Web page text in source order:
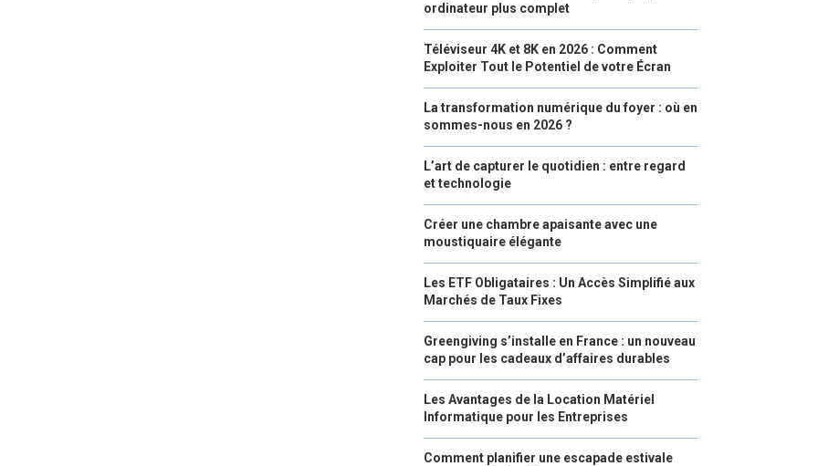
ordinateur plus complet
Téléviseur 4K et 8K en 2026 : Comment
Exploiter Tout le Potentiel de votre Écran
La transformation numérique du foyer : où en
sommes-nous en 2026 ?
L’art de capturer le quotidien : entre regard
et technologie
Créer une chambre apaisante avec une
moustiquaire élégante
Les ETF Obligataires : Un Accès Simplifié aux
Marchés de Taux Fixes
Greengiving s’installe en France : un nouveau
cap pour les cadeaux d’affaires durables
Les Avantages de la Location Matériel
Informatique pour les Entreprises
Comment planifier une escapade estivale